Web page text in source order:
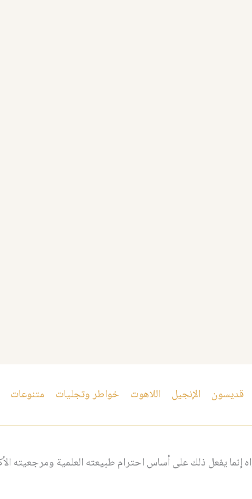
قديسون الإنجيل اللاهوت خواطر وتجليات متنوعات
يفعل ذلك على أساس احترام طبيعته العلمية ومرجعيته